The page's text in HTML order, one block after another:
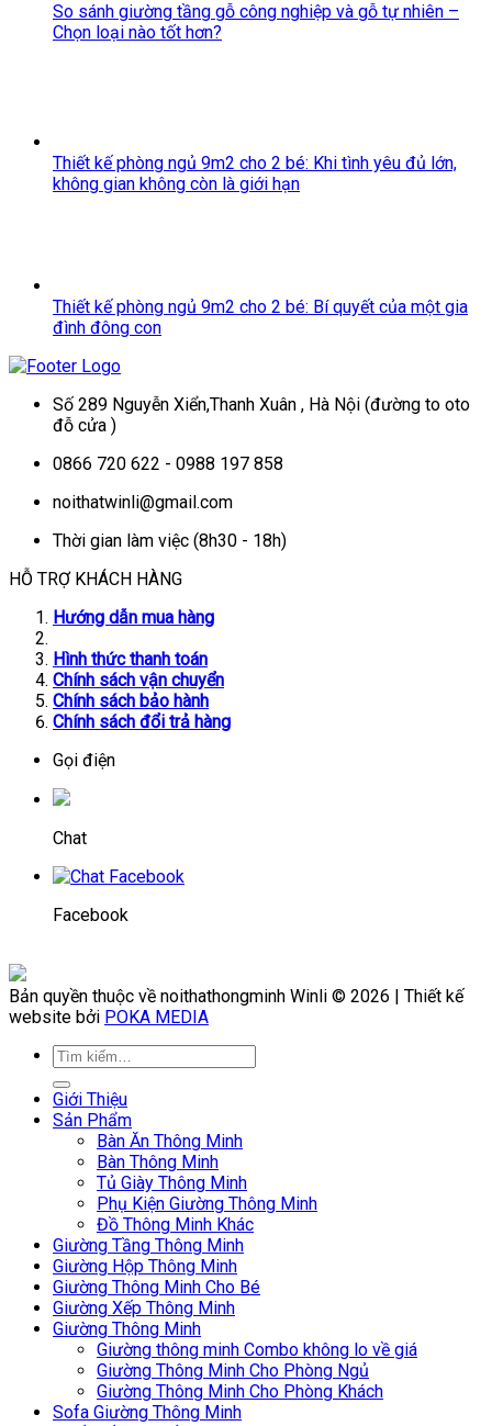
So sánh giường tầng gỗ công nghiệp và gỗ tự nhiên –
Chọn loại nào tốt hơn?
Thiết kế phòng ngủ 9m2 cho 2 bé: Khi tình yêu đủ lớn,
không gian không còn là giới hạn
Thiết kế phòng ngủ 9m2 cho 2 bé: Bí quyết của một gia
đình đông con
Số 289 Nguyễn Xiển,Thanh Xuân , Hà Nội (đường to oto
đỗ cửa )
0866 720 622 - 0988 197 858
noithatwinli@gmail.com
Thời gian làm việc (8h30 - 18h)
HỖ TRỢ KHÁCH HÀNG
Hướng dẫn mua hàng
Hình thức thanh toán
Chính sách vận chuyển
Chính sách bảo hành
Chính sách đổi trả hàng
Gọi điện
Chat
Facebook
Bản quyền thuộc về noithathongminh Winli © 2026 | Thiết kế
website bởi POKA MEDIA
Giới Thiệu
Sản Phẩm
Bàn Ăn Thông Minh
Bàn Thông Minh
Tủ Giày Thông Minh
Phụ Kiện Giường Thông Minh
Đồ Thông Minh Khác
Giường Tầng Thông Minh
Giường Hộp Thông Minh
Giường Thông Minh Cho Bé
Giường Xếp Thông Minh
Giường Thông Minh
Giường thông minh Combo không lo về giá
Giường Thông Minh Cho Phòng Ngủ
Giường Thông Minh Cho Phòng Khách
Sofa Giường Thông Minh